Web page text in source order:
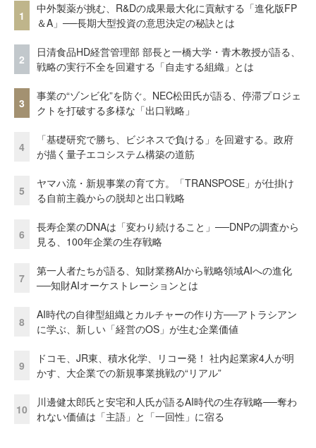
1
中外製薬が挑む、R&Dの成果最大化に貢献する「進化版FP
＆A」──長期大型投資の意思決定の秘訣とは
2
日清食品HD経営管理部 部長と一橋大学・青木教授が語る、
戦略の実行不全を回避する「自走する組織」とは
3
事業の“ゾンビ化”を防ぐ。NEC松田氏が語る、停滞プロジェ
クトを打破する多様な「出口戦略」
4
「基礎研究で勝ち、ビジネスで負ける」を回避する。政府
が描く量子エコシステム構築の道筋
5
ヤマハ流・新規事業の育て方。「TRANSPOSE」が仕掛け
る自前主義からの脱却と出口戦略
6
長寿企業のDNAは「変わり続けること」──DNPの調査から
見る、100年企業の生存戦略
7
第一人者たちが語る、知財業務AIから戦略領域AIへの進化
──知財AIオーケストレーションとは
8
AI時代の自律型組織とカルチャーの作り方──アトラシアン
に学ぶ、新しい「経営のOS」が生む企業価値
9
ドコモ、JR東、積水化学、リコー発！ 社内起業家4人が明
かす、大企業での新規事業挑戦の“リアル”
10
川邊健太郎氏と安宅和人氏が語るAI時代の生存戦略──奪わ
れない価値は「主語」と「一回性」に宿る